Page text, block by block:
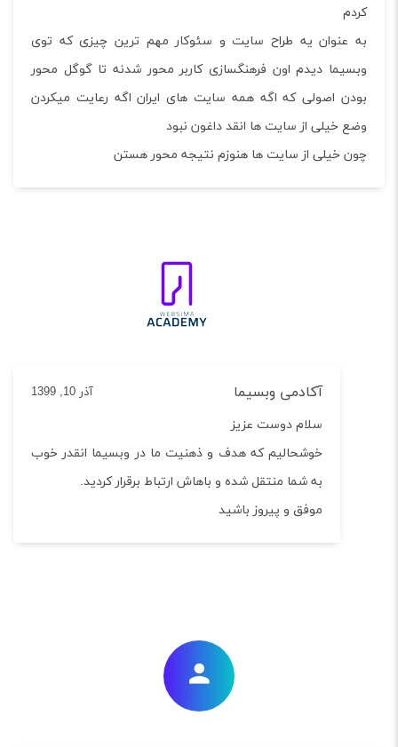
عنوان یه طراح سایت و سئوکار مهم ترین چیزی که توی
دیدم اون فرهنگسازی کاربر محور شدنه تا گوگل محور
اصولی که اگه همه سایت های ایران اگه رعایت میکردن
خیلی از سایت ها انقد داغون نبود
خیلی از سایت ها هنوزم نتیجه محور هستن
آکادمی وبسیما
سلام دوست عزیز
خوشحالیم که هدف و ذهنیت ما در وبسیما انقدر خوب
به شما منتقل شده و باهاش ارتباط برقرار کردید.
موفق و پیروز باشید